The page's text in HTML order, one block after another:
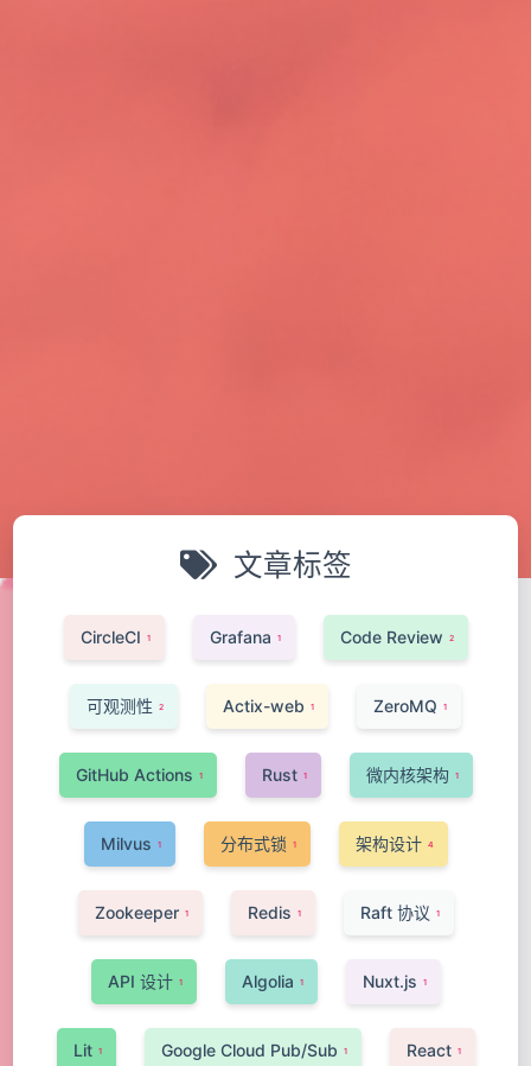
文章标签
CircleCI 1 Grafana 1 Code Review 2
可观测性 2 Actix-web 1 ZeroMQ 1
GitHub Actions 1 Rust 1 微内核架构 1
Milvus 1 分布式锁 1 架构设计 4
Zookeeper 1 Redis 1 Raft 协议 1
API 设计 1 Algolia 1 Nuxt.js 1
Lit 1 Google Cloud Pub/Sub 1 React 1